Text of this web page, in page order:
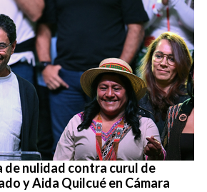
de nulidad contra curul de
y Aida Quilcué en Cámara